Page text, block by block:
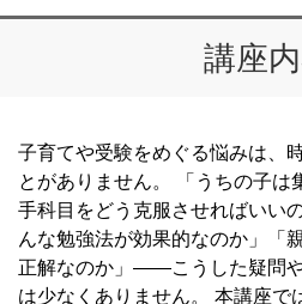
講座
子育てや受験をめぐる悩みは、
とがありません。 「うちの子は
手科目をどう克服させればいい
んな勉強法が効果的なのか」「
正解なのか」——こうした疑問
は少なくありません。 本講座で